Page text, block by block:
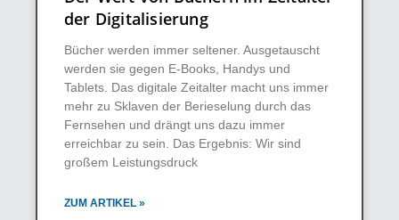
der Digitalisierung
Bücher werden immer seltener. Ausgetauscht
werden sie gegen E-Books, Handys und
Tablets. Das digitale Zeitalter macht uns immer
mehr zu Sklaven der Berieselung durch das
Fernsehen und drängt uns dazu immer
erreichbar zu sein. Das Ergebnis: Wir sind
großem Leistungsdruck
ZUM ARTIKEL »